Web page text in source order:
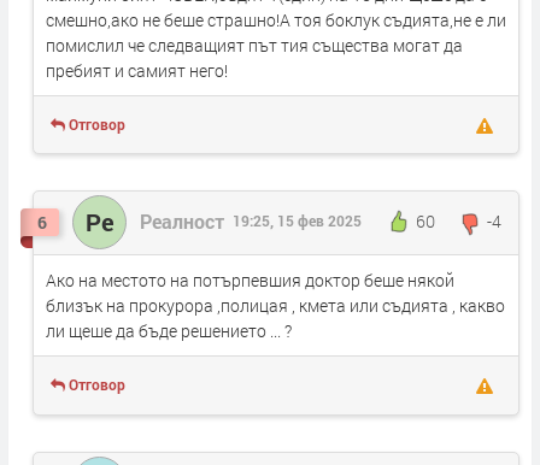
смешно,ако не беше страшно!А тоя боклук съдията,не е ли
помислил че следващият път тия същества могат да
пребият и самият него!
Отговор
6 Ре Реалност 60 -4
19:25, 15 фев 2025
Ако на местото на потърпевшия доктор беше някой
близък на прокурора ,полицая , кмета или съдията , какво
ли щеше да бъде решението ... ?
Отговор